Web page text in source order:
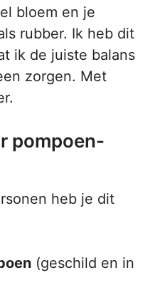
bloem en je
rubber. Ik heb dit
ik de juiste balans
zorgen. Met
pompoen-
heb je dit
(geschild en in